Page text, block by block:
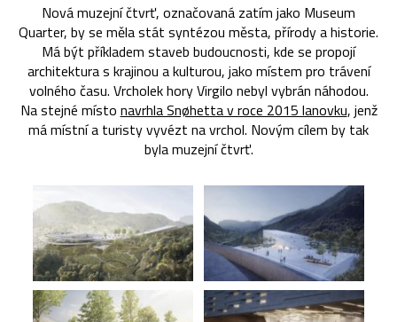
Nová muzejní čtvrť, označovaná zatím jako Museum
Quarter, by se měla stát syntézou města, přírody a historie.
Má být příkladem staveb budoucnosti, kde se propojí
architektura s krajinou a kulturou, jako místem pro trávení
volného času. Vrcholek hory Virgilo nebyl vybrán náhodou.
Na stejné místo navrhla Snøhetta v roce 2015 lanovku, jenž
má místní a turisty vyvézt na vrchol. Novým cílem by tak
byla muzejní čtvrť.